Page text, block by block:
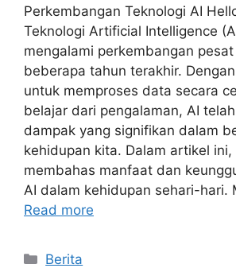
Perkembangan Teknologi AI
Teknologi Artificial Intelligence
mengalami perkembangan
beberapa tahun terakhir.
untuk memproses data secara
belajar dari pengalaman, AI
dampak yang signifikan dalam
kehidupan kita. Dalam artikel ini,
membahas manfaat dan
AI dalam kehidupan sehari-hari.
Read more
Categories
Berita